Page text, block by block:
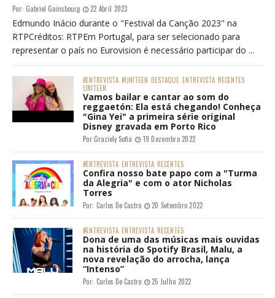
Por: Gabriel Gainsbourg 22 Abril 2023
Edmundo Inácio durante o "Festival da Canção 2023" na
RTPCréditos: RTPEm Portugal, para ser selecionado para
representar o país no Eurovision é necessário participar do ...
#ENTREVISTA #UNITEEN DESTAQUE ENTREVISTA RECENTES
UNITEEN
Vamos bailar e cantar ao som do
reggaetón: Ela está chegando! Conheça
"Gina Yei" a primeira série original
Disney gravada em Porto Rico
Por:Graziely Sofia 19 Dezembro 2022
#ENTREVISTA ENTREVISTA RECENTES
Confira nosso bate papo com a "Turma
da Alegria" e com o ator Nicholas
Torres
Por: Carlos De Castro 20 Setembro 2022
#ENTREVISTA ENTREVISTA RECENTES
Dona de uma das músicas mais ouvidas
na história do Spotify Brasil, Malu, a
nova revelação do arrocha, lança
“Intenso”
Por: Carlos De Castro 25 Julho 2022